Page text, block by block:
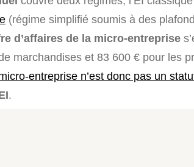
(régime simplifié soumis à des
d’affaires de la micro-entreprise
marchandises et 83 600 € pour les
entreprise n’est donc pas un
.